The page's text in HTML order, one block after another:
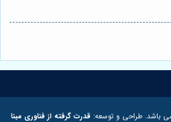
باشد. طراحی و توسعه: قدرت گرفته از فناوری مبنا